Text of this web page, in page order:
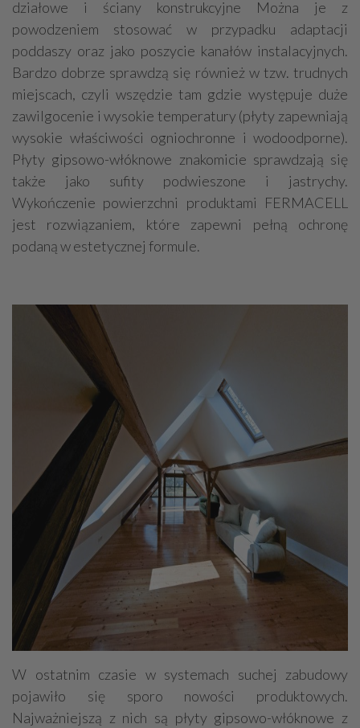
działowe i ściany konstrukcyjne Można je z
powodzeniem stosować w przypadku adaptacji
poddaszy oraz jako poszycie kanałów instalacyjnych.
Bardzo dobrze sprawdzą się również w tzw. trudnych
miejscach, czyli wszędzie tam gdzie występuje duże
zawilgocenie i wysokie temperatury (płyty zapewniają
wysokie właściwości ogniochronne i wodoodporne).
Płyty gipsowo-włóknowe znakomicie sprawdzają się
także jako sufity podwieszone i jastrychy.
Wykończenie powierzchni produktami FERMACELL
jest rozwiązaniem, które zapewni pełną ochronę
podaną w estetycznej formule.
W ostatnim czasie w systemach suchej zabudowy
pojawiło się sporo nowości produktowych.
Najważniejszą z nich są płyty gipsowo-włóknowe z